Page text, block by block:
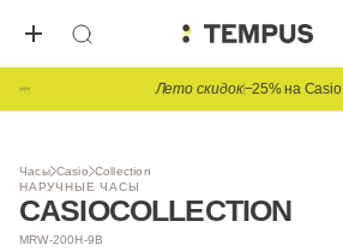
Лето скидок−25% на Casio
Часы Casio Collection
НАРУЧНЫЕ ЧАСЫ
CASIOCOLLECTION
MRW-200H-9B